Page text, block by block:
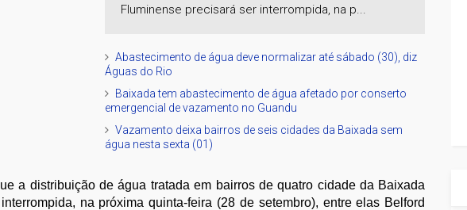
Fluminense precisará ser interrompida, na p...
Abastecimento de água deve normalizar até sábado (30), diz
Águas do Rio
Baixada tem abastecimento de água afetado por conserto
emergencial de vazamento no Guandu
Vazamento deixa bairros de seis cidades da Baixada sem
água nesta sexta (01)
a distribuição de água tratada em bairros de quatro cidade da Baixada
na próxima quinta-feira (28 de setembro), entre elas Belford